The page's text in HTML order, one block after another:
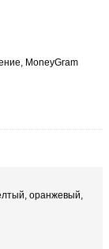
MoneyGram
оранжевый,